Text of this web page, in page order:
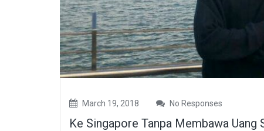
March 19, 2018 No Responses
Ke Singapore Tanpa Membawa Uang